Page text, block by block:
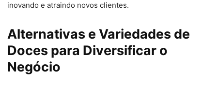
inovando e atraindo novos clientes.
Alternativas e Variedades de
Doces para Diversificar o
Negócio